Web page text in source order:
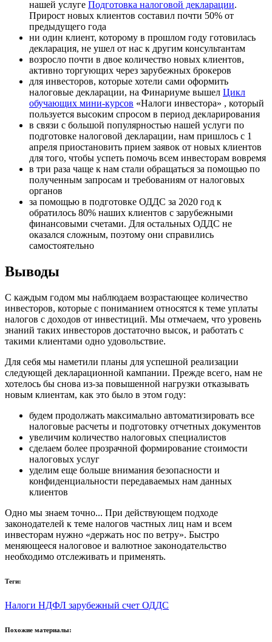
нашей услуге Подготовка налоговой декларации.
Прирост новых клиентов составил почти 50% от
предыдущего года
ни один клиент, которому в прошлом году готовилась
декларация, не ушел от нас к другим консультантам
возросло почти в двое количество новых клиентов,
активно торгующих через зарубежных брокеров
для инвесторов, которые хотели сами оформить
налоговые декларации, на Финариуме вышел Цикл
обучающих мини-курсов «Налоги инвестора» , который
пользуется высоким спросом в период декларирования
в связи с большой популярностью нашей услуги по
подготовке налоговой декларации, нам пришлось с 1
апреля приостановить прием заявок от новых клиентов
для того, чтобы успеть помочь всем инвесторам вовремя
в три раза чаще к нам стали обращаться за помощью по
полученным запросам и требованиям от налоговых
органов
за помощью в подготовке ОДДС за 2020 год к
обратилось 80% наших клиентов с зарубежными
финансовыми счетами. Для остальных ОДДС не
оказался сложным, поэтому они справились
самостоятельно
Выводы
С каждым годом мы наблюдаем возрастающее количество
инвесторов, которые с пониманием относятся к теме уплаты
налогов с доходов от инвестиций. Мы отмечаем, что уровень
знаний таких инвесторов достаточно высок, и работать с
такими клиентами одно удовольствие.
Для себя мы наметили планы для успешной реализации
следующей декларационной кампании. Прежде всего, нам не
хотелось бы снова из-за повышенной нагрузки отказывать
новым клиентам, как это было в этом году:
будем продолжать максимально автоматизировать все
налоговые расчеты и подготовку отчетных документов
увеличим количество налоговых специалистов
сделаем более прозрачной формирование стоимости
налоговых услуг
уделим еще больше внимания безопасности и
конфиденциальности передаваемых нам данных
клиентов
Одно мы знаем точно... При действующем подходе
законодателей к теме налогов частных лиц нам и всем
инвесторам нужно «держать нос по ветру». Быстро
меняющееся налоговое и валютное законодательство
необходимо отслеживать и применять.
Теги:
Налоги НДФЛ зарубежный счет ОДДС
Похожие материалы: